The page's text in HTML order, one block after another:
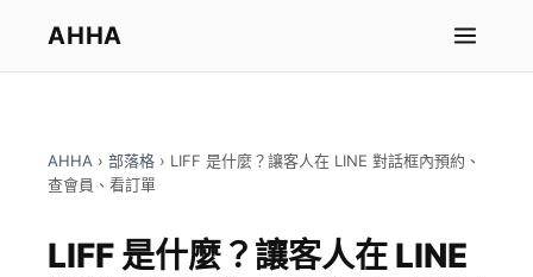
AHHA
AHHA › 部落格 › LIFF 是什麼？讓客人在 LINE 對話框內預約、
查會員、看訂單
LIFF 是什麼？讓客人在 LINE